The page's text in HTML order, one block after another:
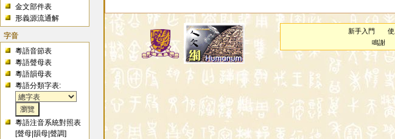
金文部件表
形義源流通解
字音
粵語音節表
粵語聲母表
粵語韻母表
粵語分類字表:
粵語注音系統對照表
[聲母 |韻母 |聲調]
新手入門
鳴謝